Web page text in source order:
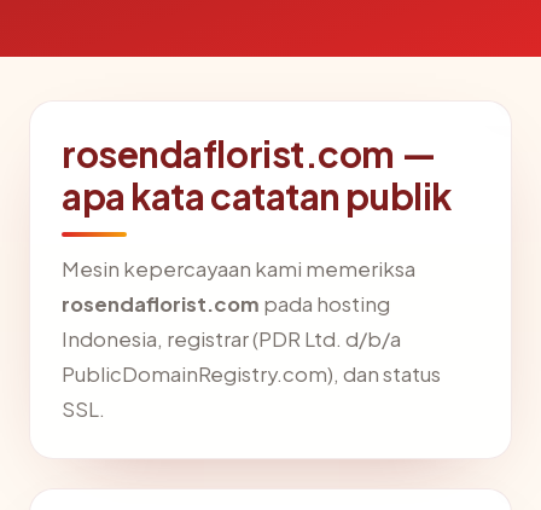
rosendaflorist.com —
apa kata catatan publik
Mesin kepercayaan kami memeriksa
rosendaflorist.com pada hosting
Indonesia, registrar (PDR Ltd. d/b/a
PublicDomainRegistry.com), dan status
SSL.